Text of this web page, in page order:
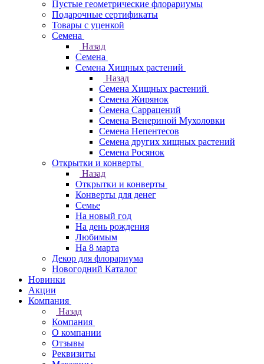
Пустые геометрические флорариумы
Подарочные сертификаты
Товары с уценкой
Семена
Назад
Семена
Семена Хищных растений
Назад
Семена Хищных растений
Семена Жирянок
Семена Саррацений
Семена Венериной Мухоловки
Семена Непентесов
Семена других хищных растений
Семена Росянок
Открытки и конверты
Назад
Открытки и конверты
Конверты для денег
Семье
На новый год
На день рождения
Любимым
На 8 марта
Декор для флорариума
Новогодний Каталог
Новинки
Акции
Компания
Назад
Компания
О компании
Отзывы
Реквизиты